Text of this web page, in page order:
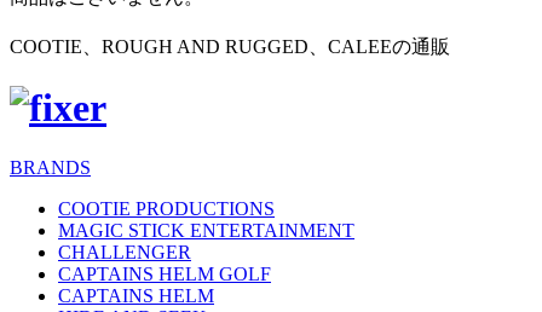
COOTIE、ROUGH AND RUGGED、CALEEの通販
BRANDS
COOTIE PRODUCTIONS
MAGIC STICK ENTERTAINMENT
CHALLENGER
CAPTAINS HELM GOLF
CAPTAINS HELM